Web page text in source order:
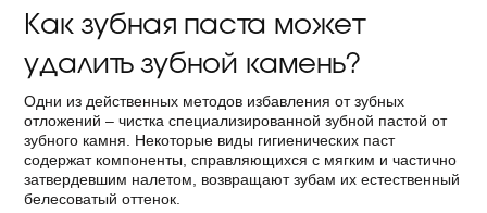
Как зубная паста может
удалить зубной камень?
Одни из действенных методов избавления от зубных
отложений – чистка специализированной зубной пастой от
зубного камня. Некоторые виды гигиенических паст
содержат компоненты, справляющихся с мягким и частично
затвердевшим налетом, возвращают зубам их естественный
белесоватый оттенок.